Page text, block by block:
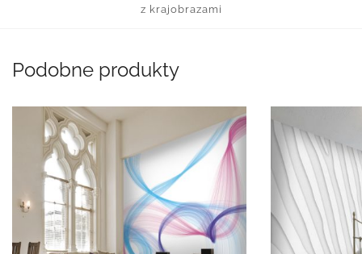
z krajobrazami
Podobne produkty